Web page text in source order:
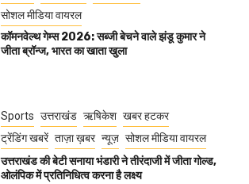
सोशल मीडिया वायरल
कॉमनवेल्थ गेम्स 2026: सब्जी बेचने वाले झंडू कुमार ने
जीता ब्रॉन्ज, भारत का खाता खुला
Sports उत्तराखंड ऋषिकेश खबर हटकर
ट्रेंडिंग खबरें ताज़ा ख़बर न्यूज़ सोशल मीडिया वायरल
उत्तराखंड की बेटी सनाया भंडारी ने तीरंदाजी में जीता गोल्ड,
ओलंपिक में प्रतिनिधित्व करना है लक्ष्य